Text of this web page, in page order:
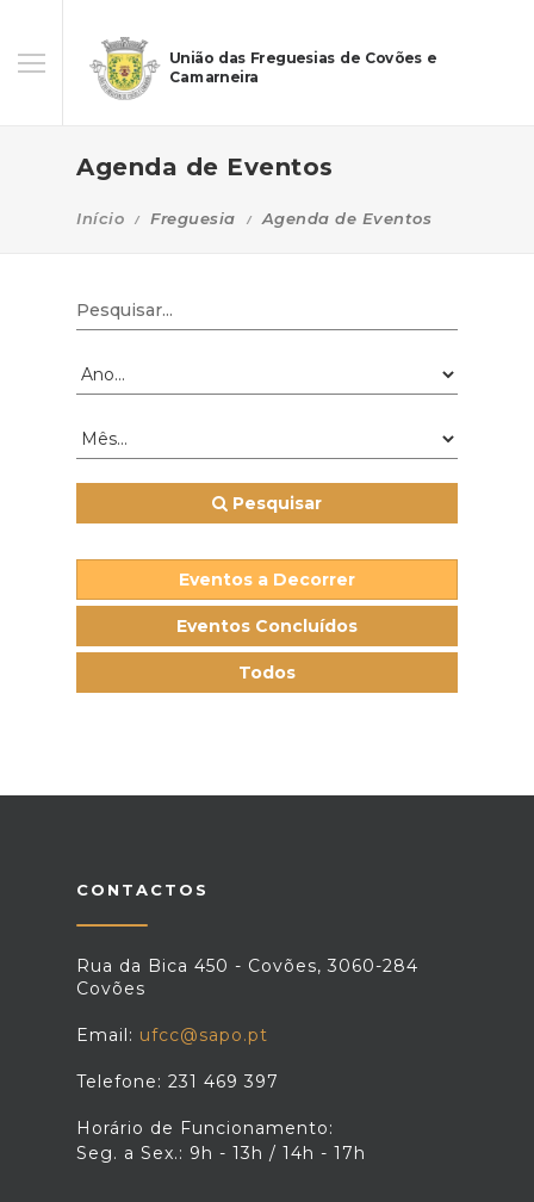
União das Freguesias de Covões e
Camarneira
Agenda de Eventos
Início Freguesia Agenda de Eventos
Pesquisar
Eventos a Decorrer
Eventos Concluídos
Todos
CONTACTOS
Rua da Bica 450 - Covões, 3060-284
Covões
Email: ufcc@sapo.pt
Telefone: 231 469 397
Horário de Funcionamento:
Seg. a Sex.: 9h - 13h / 14h - 17h